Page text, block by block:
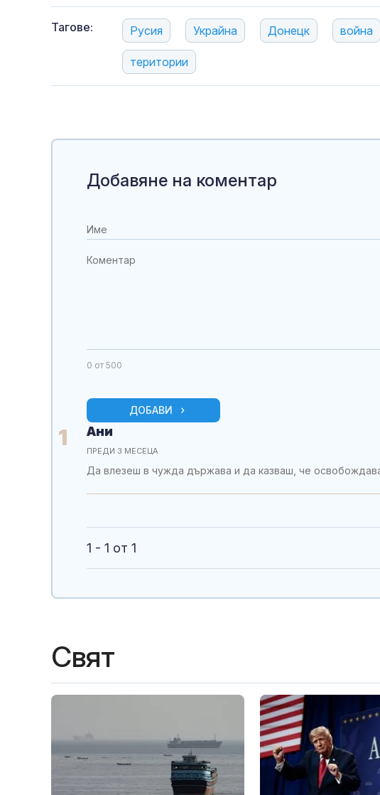
Тагове: Русия Украйна Донецк война
територии
Добавяне на коментар
0 от 500
ДОБАВИ
1 Ани
ПРЕДИ 3 МЕСЕЦА
Да влезеш в чужда държава и да казваш, че
1 - 1 от 1
Свят